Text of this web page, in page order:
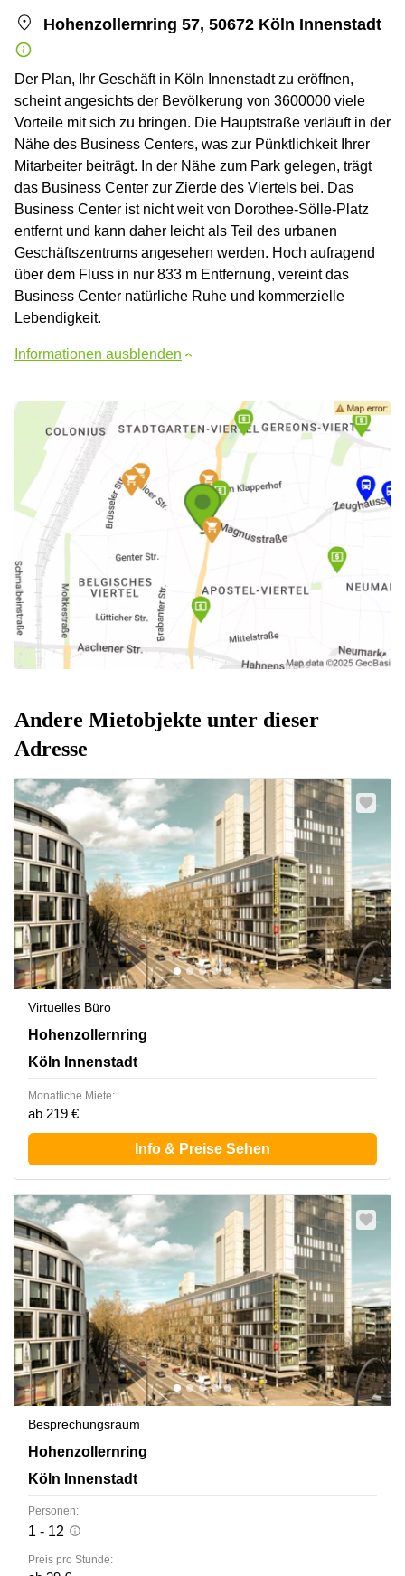
Hohenzollernring 57, 50672 Köln Innenstadt
Der Plan, Ihr Geschäft in Köln Innenstadt zu eröffnen,
scheint angesichts der Bevölkerung von 3600000 viele
Vorteile mit sich zu bringen. Die Hauptstraße verläuft in der
Nähe des Business Centers, was zur Pünktlichkeit Ihrer
Mitarbeiter beiträgt. In der Nähe zum Park gelegen, trägt
das Business Center zur Zierde des Viertels bei. Das
Business Center ist nicht weit von Dorothee-Sölle-Platz
entfernt und kann daher leicht als Teil des urbanen
Geschäftszentrums angesehen werden. Hoch aufragend
über dem Fluss in nur 833 m Entfernung, vereint das
Business Center natürliche Ruhe und kommerzielle
Lebendigkeit.
Informationen ausblenden
Andere Mietobjekte unter dieser
Adresse
Virtuelles Büro
Hohenzollernring 57, Köln Innenstadt
Hohenzollernring
Köln Innenstadt
Monatliche Miete:
ab 219 €
Info & Preise Sehen
Besprechungsraum
Hohenzollernring 57, Köln Innenstadt
Hohenzollernring
Köln Innenstadt
Personen:
1 - 12
Preis pro Stunde: